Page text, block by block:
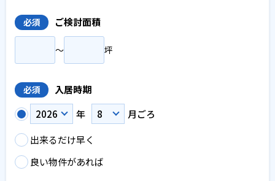
必須 ご検討面積
〜 坪
必須
入居時期
年
月ごろ
出来るだけ早く
良い物件があれば